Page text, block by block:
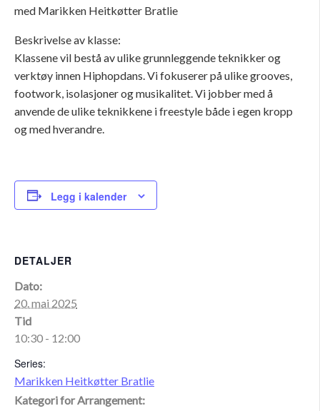
med Marikken Heitkøtter Bratlie
Beskrivelse av klasse:
Klassene vil bestå av ulike grunnleggende teknikker og
verktøy innen Hiphopdans. Vi fokuserer på ulike grooves,
footwork, isolasjoner og musikalitet. Vi jobber med å
anvende de ulike teknikkene i freestyle både i egen kropp
og med hverandre.
Legg i kalender
DETALJER
Dato:
20. mai 2025
Tid
10:30 - 12:00
Series:
Marikken Heitkøtter Bratlie
Kategori for Arrangement: